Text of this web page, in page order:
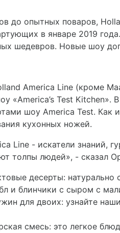
до опытных поваров,
в январе 2019
шедевров. Новые шоу
America Line (кроме
«America’s Test
шоу America Test. Как
кухонных ножей.
Line - искатели знаний,
толпы людей», - сказал
десерты:
и блинчики с сыром с
для двоих: узнайте
смесь: это легкое